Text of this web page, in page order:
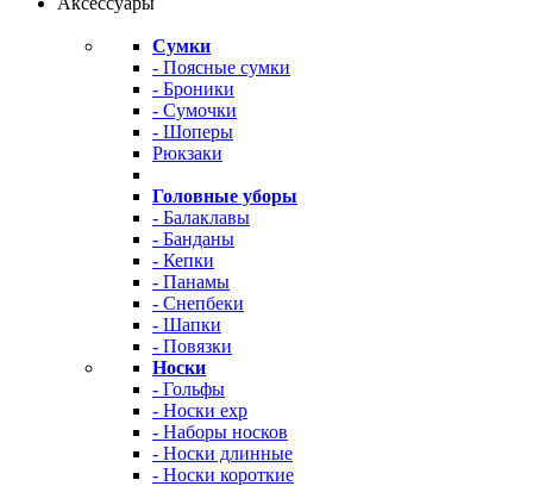
Сумки
- Поясные сумки
- Броники
- Сумочки
- Шоперы
Рюкзаки
Головные уборы
- Балаклавы
- Банданы
- Кепки
- Панамы
- Снепбеки
- Шапки
- Повязки
Носки
- Гольфы
- Носки exp
- Наборы носков
- Носки длинные
- Носки короткие